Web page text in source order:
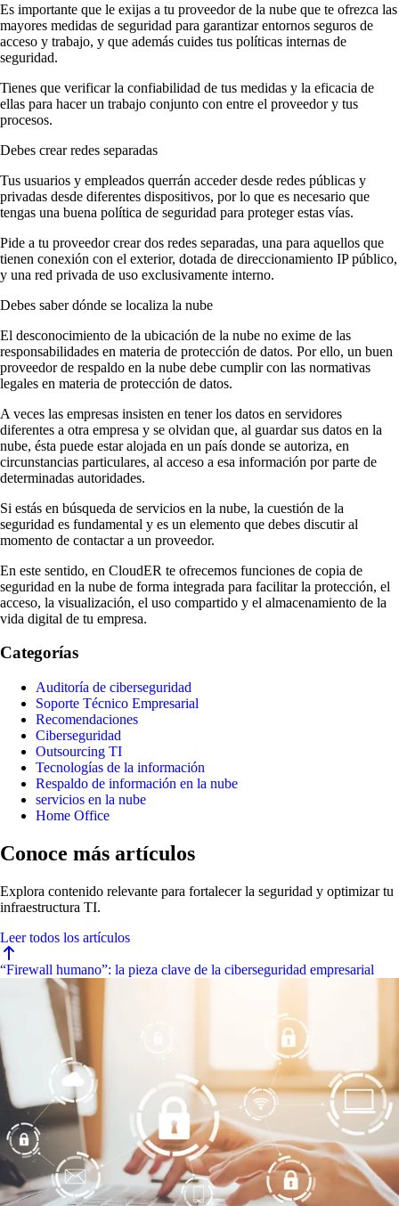
Es importante que le exijas a tu proveedor de la nube que te ofrezca las
mayores medidas de seguridad para garantizar entornos seguros de
acceso y trabajo, y que además cuides tus políticas internas de
seguridad.
Tienes que verificar la confiabilidad de tus medidas y la eficacia de
ellas para hacer un trabajo conjunto con entre el proveedor y tus
procesos.
Debes crear redes separadas
Tus usuarios y empleados querrán acceder desde redes públicas y
privadas desde diferentes dispositivos, por lo que es necesario que
tengas una buena política de seguridad para proteger estas vías.
Pide a tu proveedor crear dos redes separadas, una para aquellos que
tienen conexión con el exterior, dotada de direccionamiento IP público,
y una red privada de uso exclusivamente interno.
Debes saber dónde se localiza la nube
El desconocimiento de la ubicación de la nube no exime de las
responsabilidades en materia de protección de datos. Por ello, un buen
proveedor de respaldo en la nube debe cumplir con las normativas
legales en materia de protección de datos.
A veces las empresas insisten en tener los datos en servidores
diferentes a otra empresa y se olvidan que, al guardar sus datos en la
nube, ésta puede estar alojada en un país donde se autoriza, en
circunstancias particulares, al acceso a esa información por parte de
determinadas autoridades.
Si estás en búsqueda de servicios en la nube, la cuestión de la
seguridad es fundamental y es un elemento que debes discutir al
momento de contactar a un proveedor.
En este sentido, en CloudER te ofrecemos funciones de copia de
seguridad en la nube de forma integrada para facilitar la protección, el
acceso, la visualización, el uso compartido y el almacenamiento de la
vida digital de tu empresa.
Categorías
Auditoría de ciberseguridad
Soporte Técnico Empresarial
Recomendaciones
Ciberseguridad
Outsourcing TI
Tecnologías de la información
Respaldo de información en la nube
servicios en la nube
Home Office
Conoce más artículos
Explora contenido relevante para fortalecer la seguridad y optimizar tu
infraestructura TI.
Leer todos los artículos
“Firewall humano”: la pieza clave de la ciberseguridad empresarial